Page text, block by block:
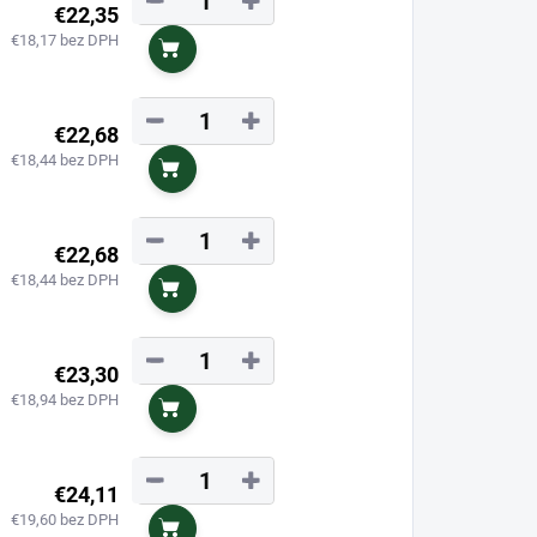
€22,35
€18,17 bez DPH
Do košíka
€22,68
€18,44 bez DPH
+
−
Do košíka
€22,68
€18,44 bez DPH
+
−
Do košíka
€23,30
€18,94 bez DPH
+
−
Do košíka
€24,11
€19,60 bez DPH
+
−